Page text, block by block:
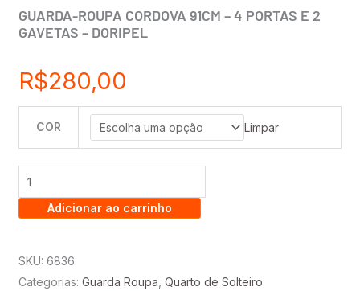
GUARDA-ROUPA CORDOVA 91CM – 4 PORTAS E 2
GAVETAS – DORIPEL
R$280,00
COR Limpar
GUARDA-
ROUPA
CORDOVA
91CM
Adicionar ao carrinho
SKU: 6836
Categorias: Guarda Roupa Quarto de Solteiro